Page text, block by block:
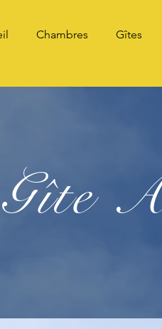
Chambres Gîtes
Gîte